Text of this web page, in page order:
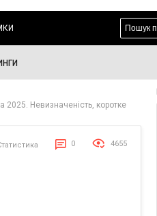
2025. Невизначеність, коротке
0 4655